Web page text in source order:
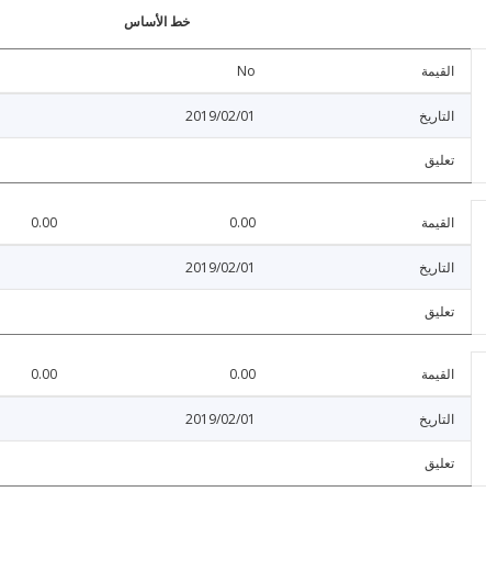
خط الأساس
القيمة No
التاريخ 2019/02/01
تعليق
القيمة 0.00
0.00
التاريخ 2019/02/01
تعليق
القيمة 0.00
0.00
التاريخ 2019/02/01
تعليق